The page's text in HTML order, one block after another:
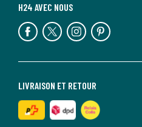
LIVRAISON ET RETOUR
H24 AVEC NOUS